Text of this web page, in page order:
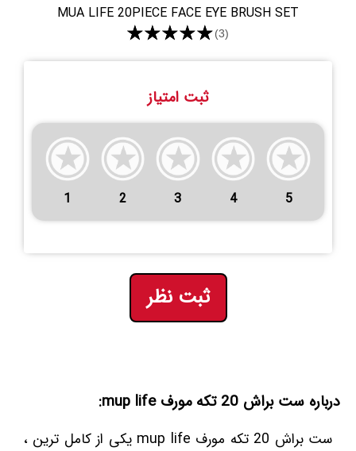
MUA LIFE 20PIECE FACE EYE BRUSH SET
★★★★★(3)
ثبت امتیاز
1 2 3 4 5
ثبت نظر
درباره ست براش 20 تکه مورف mup life:
ست براش 20 تکه مورف mup life یکی از کامل ترین ،